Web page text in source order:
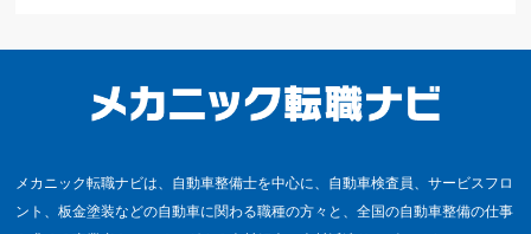
メカニック転職ナビは、自動車整備士を中心に、自動車検査員、サービスフロ
ント、板金塗装などの自動車に関わる職種の方々と、全国の自動車整備の仕事